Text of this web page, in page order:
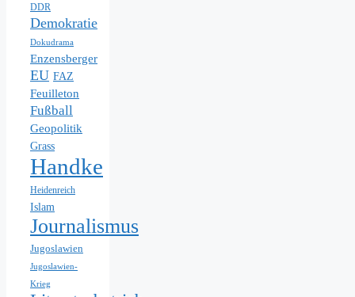
DDR
Demokratie
Dokudrama
Enzensberger
EU FAZ
Feuilleton
Fußball
Geopolitik
Grass
Handke
Heidenreich
Islam
Journalismus
Jugoslawien
Jugoslawien-
Krieg